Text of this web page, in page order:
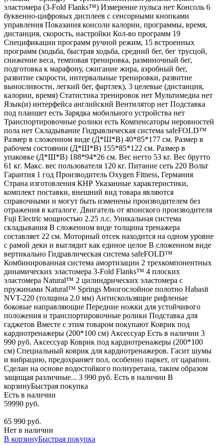
эластомера (3-Fold Flanks™) Измерение пульса нет Консоль 6
буквенно-цифровых дисплеев с сенсорными кнопками
управления Показания консоли калории, программы, время,
дистанция, скорость, настройки Кол-во программ 19
Спецификации программ ручной режим, 15 встроенных
программ (ходьба, быстрая ходьба, средний бег, бег трусцой,
снижение веса, темповая тренировка, разминочный бег,
подготовка к марафону, сжигание жира, аэробный бег,
развитие скорости, интервальные тренировки, развитие
выносливости, легкий бег, фартлек), 3 целевые (дистанция,
калории, время) Статистика тренировок нет Мультимедиа нет
Язык(и) интерфейса английский Вентилятор нет Подставка
под планшет есть Зарядка мобильного устройства нет
Транспортировочные ролики есть Компенсаторы неровностей
пола нет Складывание Гидравлическая система safeFOLD™
Размер в сложенном виде (Д*Ш*В) 40*85*177 см. Размер в
рабочем состоянии (Д*Ш*В) 155*85*122 см. Размер в
упаковке (Д*Ш*В) 188*94*26 см. Вес нетто 53 кг. Вес брутто
61 кг. Макс. вес пользователя 120 кг. Питание сеть 220 Вольт
Гарантия 1 год Производитель Oxygen Fitness, Германия
Страна изготовления КНР Указанные характеристики,
комплект поставки, внешний вид товара являются
справочными и могут быть изменены производителем без
отражения в каталоге. Двигатель от японского производителя
Fuji Electric мощностью 2.25 л.с. Уникальная система
складывания В сложенном виде толщина тренажера
составляет 22 см. Моторный отсек находится на одном уровне
с рамой деки и выглядит как единое целое В сложенном виде
вертикально Гидравлическая система safeFOLD™
Комбинированная система амортизации 2 трехкомпонентных
динамических эластомера 3-Fold Flanks™ 4 плоских
эластомера Natural™ 2 цилиндрических эластомера с
пружинами Natural™ Springs Многослойное полотно Habasit
NVT-220 (толщина 2.0 мм) Антискользящие рифленые
боковые направляющие Передние ножки для устойчивого
положения и транспортировочные ролики Подставка для
гаджетов Вместе с этим товаром покупают Коврик под
кардиотренажеры (200*100 см) Аксессуар Есть в наличии 3
990 руб. Аксессуар Коврик под кардиотренажеры (200*100
см) Специальный коврик для кардиотренажеров. Гасит шумы
и вибрацию, предохраняет пол, особенно паркет, от царапин.
Сделан на основе водостойкого полиуретана, таким образом
защищая различные... 3 990 руб. Есть в наличии В
корзинуБыстрая покупка
Есть в наличии
59990 руб.
65 990 руб.
Нет в наличии
В корзинуБыстрая покупка